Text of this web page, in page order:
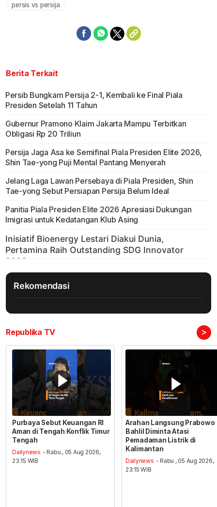
persis vs persija
Berita Terkait
Persib Bungkam Persija 2-1, Kembali ke Final Piala
Presiden Setelah 11 Tahun
Gubernur Pramono Klaim Jakarta Mampu Terbitkan
Obligasi Rp 20 Triliun
Persija Jaga Asa ke Semifinal Piala Presiden Elite 2026,
Shin Tae-yong Puji Mental Pantang Menyerah
Jelang Laga Lawan Persebaya di Piala Presiden, Shin
Tae-yong Sebut Persiapan Persija Belum Ideal
Panitia Piala Presiden Elite 2026 Apresiasi Dukungan
Imigrasi untuk Kedatangan Klub Asing
Rekomendasi
Republika TV >
Purbaya Sebut Keuangan RI
Aman di Tengah Konflik Timur
Tengah
Dailynews - Rabu , 05 Aug 2026,
23:15 WIB
Arahan Langsung Prabowo
Bahlil Diminta Atasi
Pemadaman Listrik di
Kalimantan
Dailynews - Rabu , 05 Aug 2026,
23:15 WIB